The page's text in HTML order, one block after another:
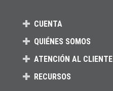
CUENTA
QUIÉNES SOMOS
ATENCIÓN AL CLIENTE
RECURSOS